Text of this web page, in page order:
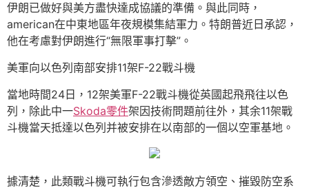
伊朗已做好與美方盡快達成協議的準備。與此同時，
american在中東地區年夜規模集結軍力。特朗普近日承認，
他在考慮對伊朗進行“無限軍事打擊”。
美軍向以色列南部安排11架F-22戰斗機
當地時間24日，12架美軍F-22戰斗機從英國起飛飛往以色
列，除此中一Skoda零件架因技術問題前往外，其余11架戰
斗機當天抵達以色列并被安排在以南部的一個以空軍基地。
據清楚，此類戰斗機可執行包含滲透敵方領空、摧毀防空系